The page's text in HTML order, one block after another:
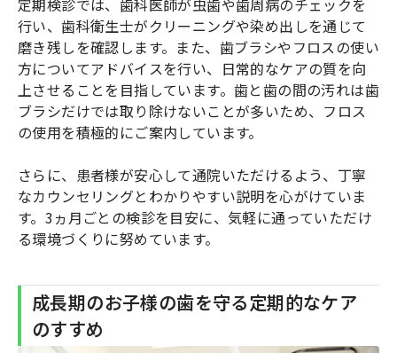
定期検診では、歯科医師が虫歯や歯周病のチェックを
行い、歯科衛生士がクリーニングや染め出しを通じて
磨き残しを確認します。また、歯ブラシやフロスの使い
方についてアドバイスを行い、日常的なケアの質を向
上させることを目指しています。歯と歯の間の汚れは歯
ブラシだけでは取り除けないことが多いため、フロス
の使用を積極的にご案内しています。
さらに、患者様が安心して通院いただけるよう、丁寧
なカウンセリングとわかりやすい説明を心がけていま
す。3ヵ月ごとの検診を目安に、気軽に通っていただけ
る環境づくりに努めています。
成長期のお子様の歯を守る定期的なケア
のすすめ